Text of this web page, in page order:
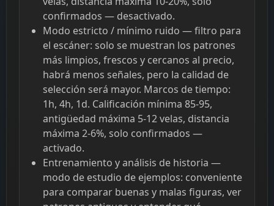
confirmados — desactivado.
Modo estricto / mínimo ruido — filtro para
el escáner: solo se muestran los patrones
más limpios, frescos y cercanos al precio,
habrá menos señales, pero la calidad de
selección será mayor. Marcos de tiempo:
1h, 4h, 1d. Calificación mínima 85-95,
antigüedad máxima 5-12 velas, distancia
máxima 2-6%, solo confirmados —
activado.
Entrenamiento y análisis de historia —
modo de estudio de ejemplos: conveniente
para comparar buenas y malas figuras, ver